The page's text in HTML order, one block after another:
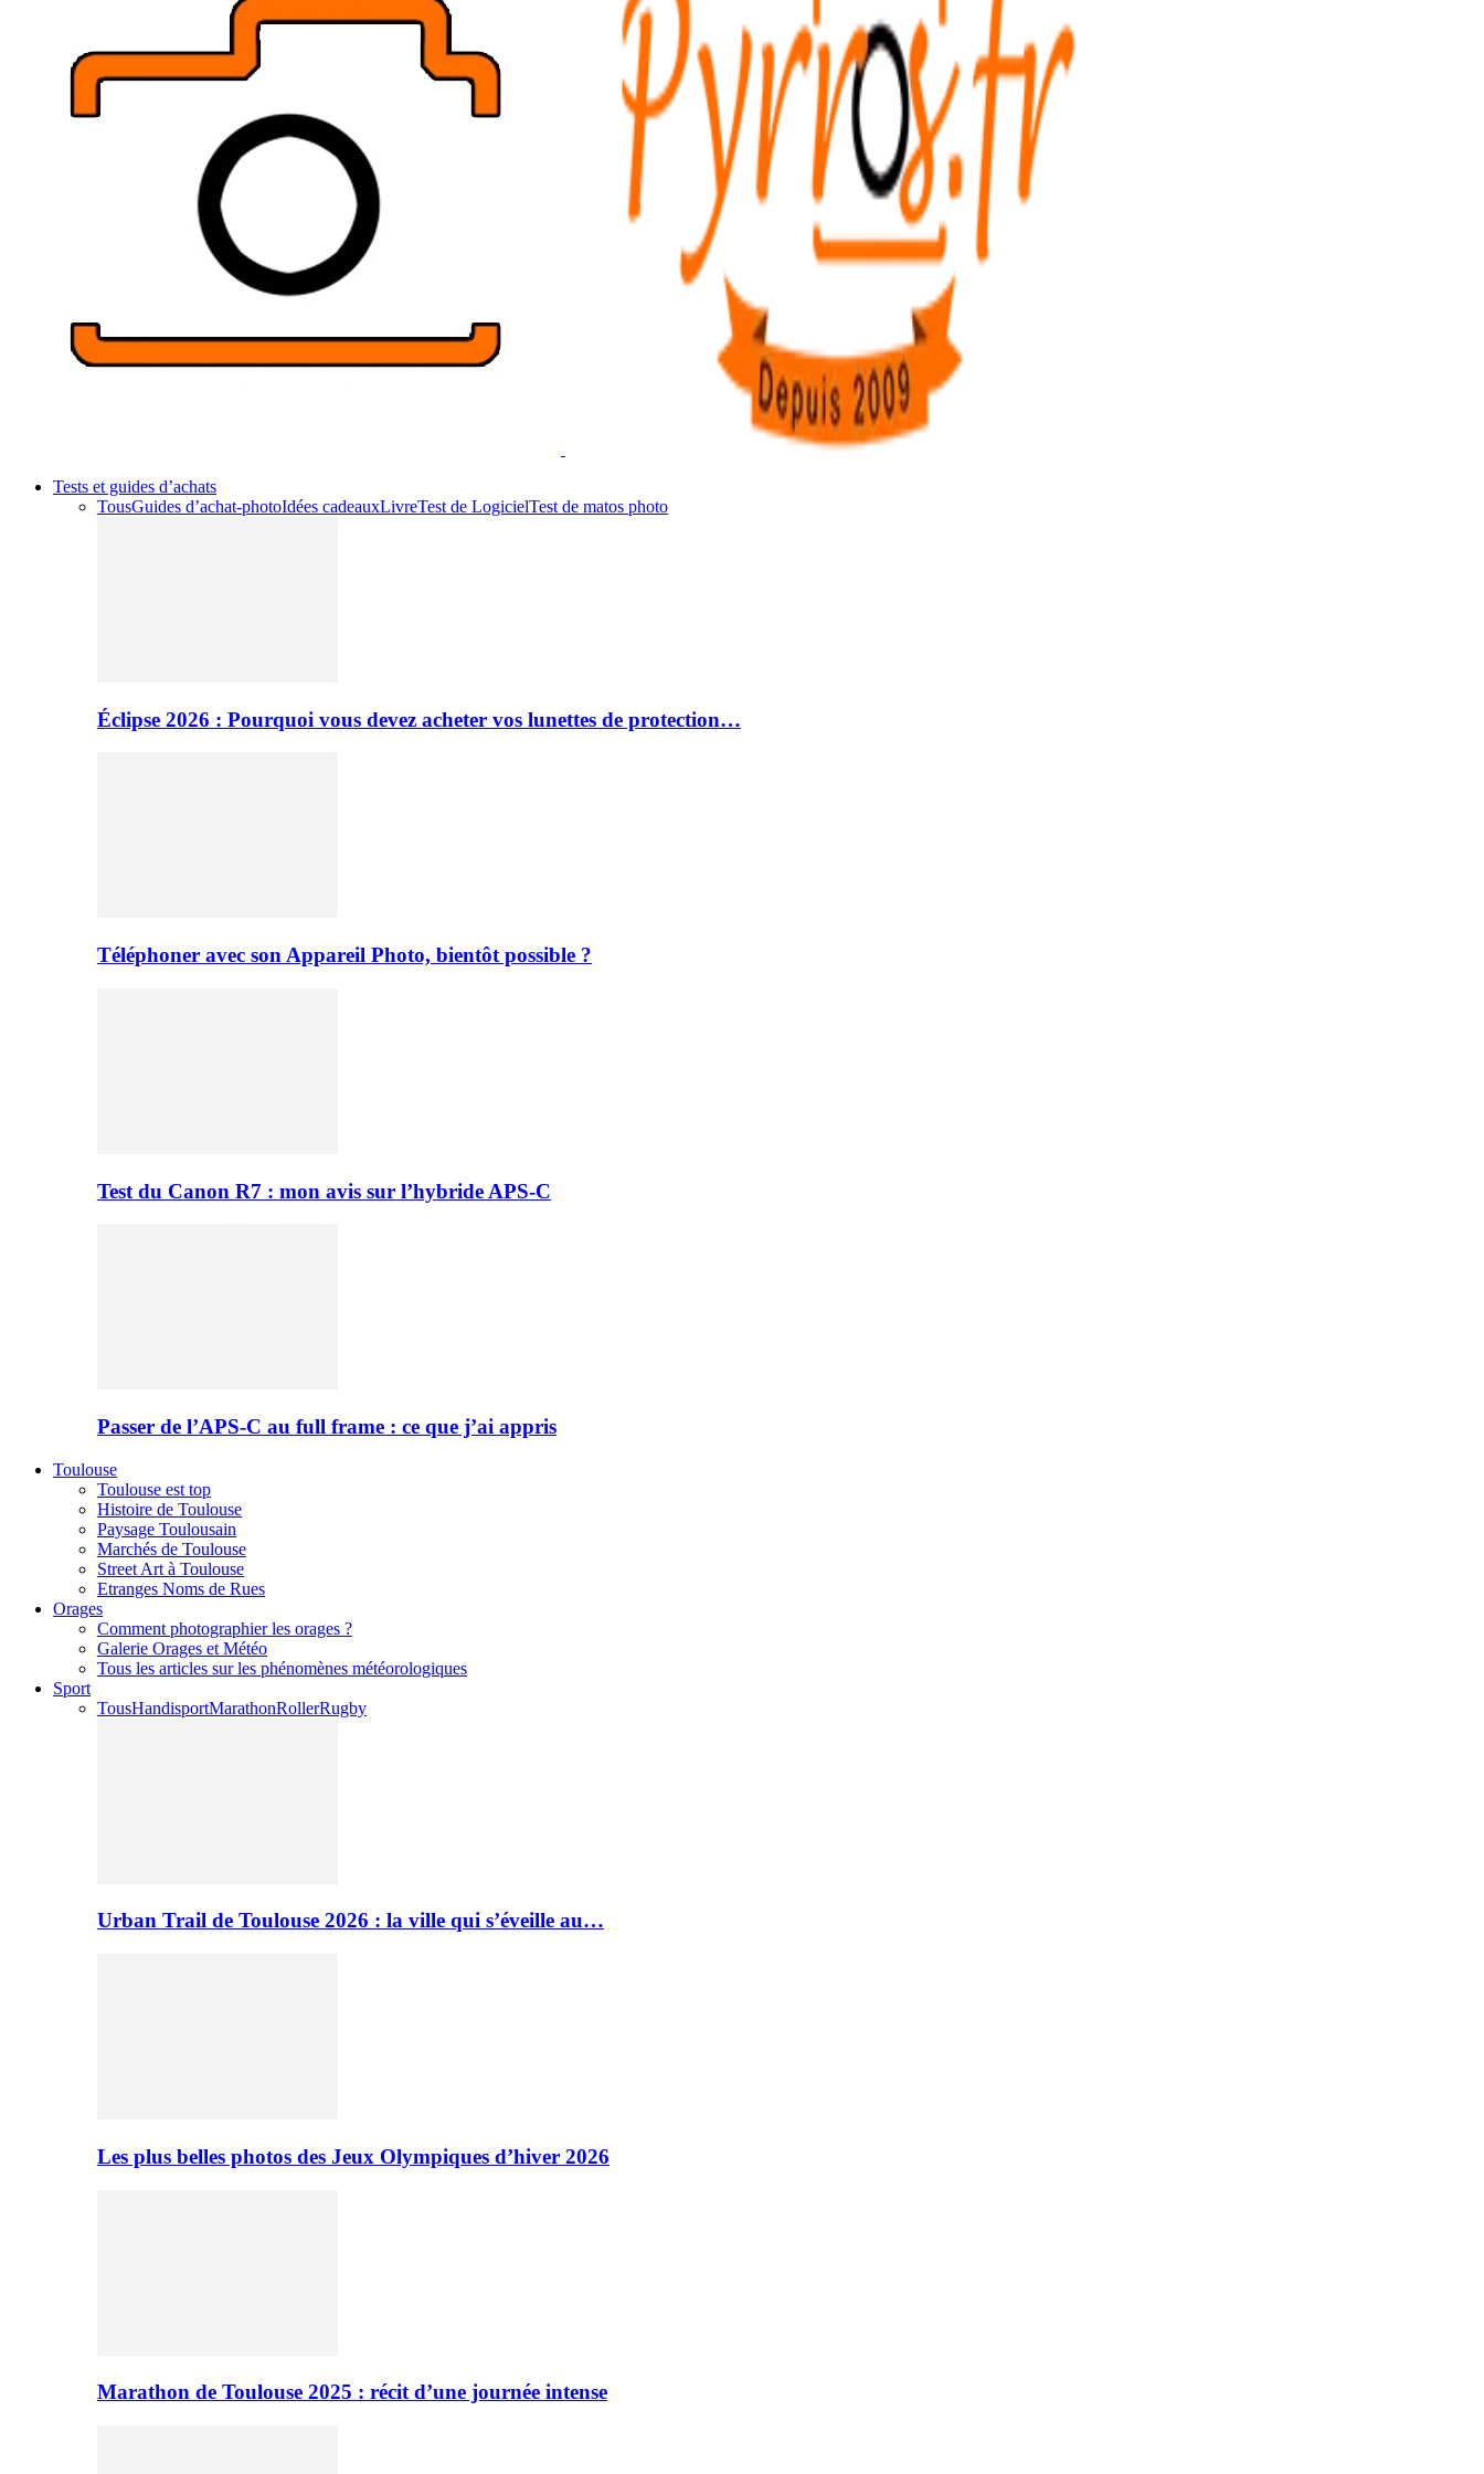
Tests et guides d’achats
TousGuides d’achat-photoIdées cadeauxLivreTest de LogicielTest de matos photo
Éclipse 2026 : Pourquoi vous devez acheter vos lunettes de protection…
Téléphoner avec son Appareil Photo, bientôt possible ?
Test du Canon R7 : mon avis sur l’hybride APS-C
Passer de l’APS-C au full frame : ce que j’ai appris
Toulouse
Toulouse est top
Histoire de Toulouse
Paysage Toulousain
Marchés de Toulouse
Street Art à Toulouse
Etranges Noms de Rues
Orages
Comment photographier les orages ?
Galerie Orages et Météo
Tous les articles sur les phénomènes météorologiques
Sport
TousHandisportMarathonRollerRugby
Urban Trail de Toulouse 2026 : la ville qui s’éveille au…
Les plus belles photos des Jeux Olympiques d’hiver 2026
Marathon de Toulouse 2025 : récit d’une journée intense